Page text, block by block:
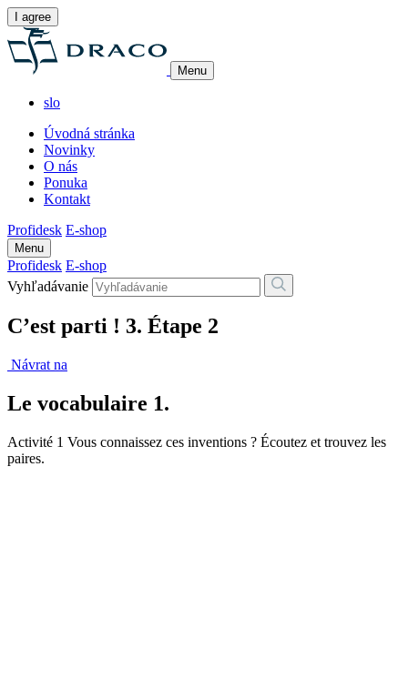
I agree
Menu
slo
Úvodná stránka
Novinky
O nás
Ponuka
Kontakt
Profidesk E-shop
Menu
Profidesk E-shop
Vyhľadávanie
C’est parti ! 3. Étape 2
Návrat na
Le vocabulaire 1.
Activité 1 Vous connaissez ces inventions ? Écoutez et trouvez les
paires.